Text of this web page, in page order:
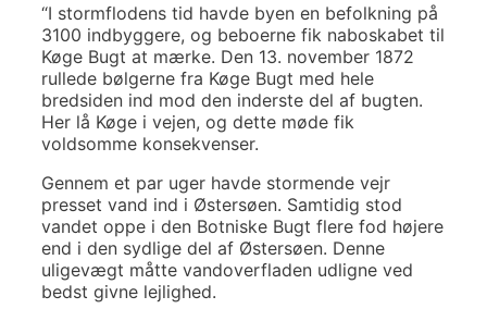
“I stormflodens tid havde byen en befolkning på
3100 indbyggere, og beboerne fik naboskabet til
Køge Bugt at mærke. Den 13. november 1872
rullede bølgerne fra Køge Bugt med hele
bredsiden ind mod den inderste del af bugten.
Her lå Køge i vejen, og dette møde fik
voldsomme konsekvenser.
Gennem et par uger havde stormende vejr
presset vand ind i Østersøen. Samtidig stod
vandet oppe i den Botniske Bugt flere fod højere
end i den sydlige del af Østersøen. Denne
uligevægt måtte vandoverfladen udligne ved
bedst givne lejlighed.